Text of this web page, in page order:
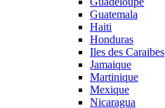
Guatemala
Haiti
Honduras
Iles des Caraibes
Jamaique
Martinique
Mexique
Nicaragua